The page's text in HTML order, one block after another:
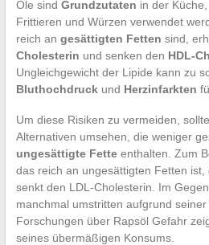
Öle sind Grundzutaten in der
Frittieren und Würzen verwendet
reich an gesättigten Fetten sind,
Cholesterin und senken den HDL-
Ungleichgewicht der Lipide kann zu
Bluthochdruckund Herzinfarkten
Um diese Risiken zu vermeiden,
Alternativen umsehen, die weniger
ungesättigte Fetteenthalten. Zum
das reich an ungesättigten Fetten
senkt den LDL-Cholesterin. Im
manchmal umstritten aufgrund
Forschungen über Rapsöl Gefahr
seines übermäßigen Konsums.